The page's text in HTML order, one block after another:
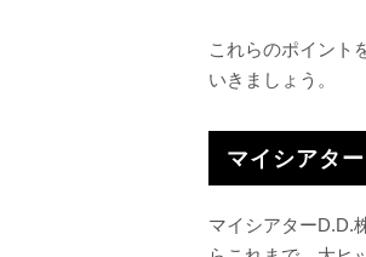
これらのポイント
いきましょう。
マイシアタ
マイシアターD.D.